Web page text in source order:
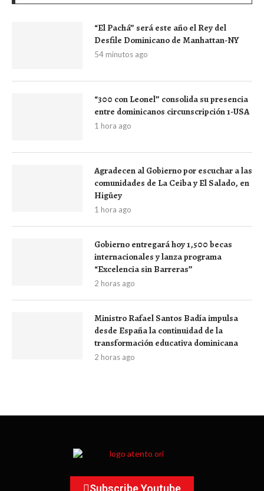
“El Pachá” será este año el Rey del
Desfile Dominicano de Manhattan-NY
54 minutos ago
“300 con Leonel” consolida su presencia
entre dominicanos circunscripción 1-USA
1 hora ago
Agradecen al Gobierno por escuchar a las
comunidades de La Ceiba y El Salado, en
Higüey
1 hora ago
Gobierno entregará hoy 1,500 becas
internacionales y lanza programa
“Excelencia sin Barreras”
2 horas ago
Ministro Rafael Santos Badía impulsa
desde España la continuidad de la
transformación educativa dominicana
2 horas ago